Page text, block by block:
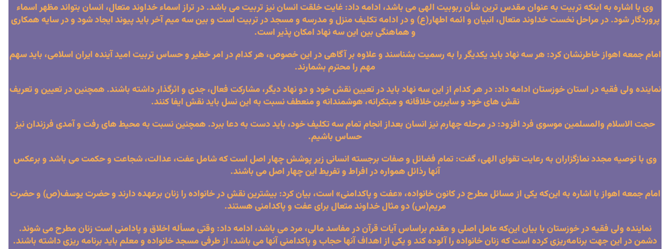
وی با اشاره به اینکه تربیت به عنوان مقدس ترین شأن ربوبیت الهی می باشد، ادامه داد: غایت خلقت انسان نیز تربیت می باشد. در تراز اسماء خداوند متعال، انسان بتواند مظهر اسماء
پروردگار شود. در مراحل نخست خداوند متعال، انبیان و ائمه اطهار(ع) و در ادامه تکلیف منزل و مدرسه و مسجد در تربیت است و بین سه میم آخر باید پیوند ایجاد شود و در سایه همکاری
و هماهنگی بین این سه نهاد امکان پذیر است.
امام جمعه اهواز خاطرنشان کرد: هر سه نهاد باید یکدیگر را به رسمیت بشناسند و علاوه بر آگاهی در این خصوص، هر کدام در امر خطیر و حساس تربیت امید آینده ایران اسلامی، باید سهم
مهم را محترم بشمارند.
نماینده ولی فقیه در استان خوزستان ادامه داد: در هر کدام از این سه نهاد باید در تعیین نقش خود و دو نهاد دیگر، مشارکت فعال، جدی و اثرگذار داشته باشند. همچنین در تعیین و تعریف
نقش های خود و سایرین خلاقانه و مبتکرانه، هوشمندانه و منعطف نسبت به این نسل باید نقش ایفا کنند.
حجت الاسلام والمسلمین موسوی فرد افزود: در مرحله چهارم نیز انسان بعداز انجام تمام سه تکلیف خود، باید دست به دعا ببرد. همچنین نسبت به محیط های رفت و آمدی فرزندان نیز
حساس باشیم.
وی با توصیه مجدد نمازگزاران به رعایت تقوای الهی، گفت: تمام فضائل و صفات برجسته انسانی زیر پوشش چهار اصل است که شامل عفت، عدالت، شجاعت و حکمت می باشد و برعکس
آنها رذائل همواره در افراط و تفریط این چهار اصل می باشند.
امام جمعه اهواز با اشاره به این‌که یکی از مسائل مطرح در کانون خانواده، «عفت و پاکدامنی» است، بیان کرد: بیشترین نقش در خانواده را زنان برعهده دارند و حضرت یوسف(ص) و حضرت
مریم(س) دو مثال خداوند متعال برای عفت و پاكدامنی هستند.
نماینده ولی فقیه در خوزستان با بیان این‌که عامل اصلی و مقدم براساس آیات قرآن در مفاسد مالی، مرد می باشد، ادامه داد: وقتی مسأله اخلاق و پادامنی است زنان مطرح می شوند.
دشمن در این جهت برنامه‌ریزی کرده است که زنان خانواده را آلوده کند و یکی از اهداف آنها حجاب و پاکدامنی آنها می باشد، از طرفی مسجد خانواده و معلم باید برنامه ریزی داشته باشند.